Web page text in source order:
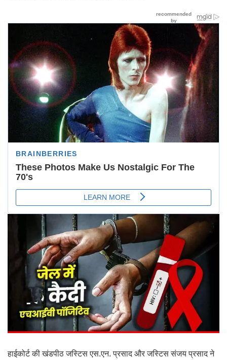
हाईकोर्ट की खंडपीठ जस्टिस एस.एन. प्रसाद और जस्टिस संजय प्रसाद ने